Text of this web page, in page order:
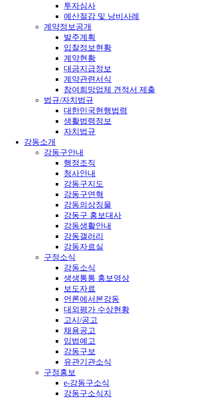
투자심사
예산절감 및 낭비사례
계약정보공개
발주계획
입찰정보현황
계약현황
대금지급정보
계약관련서식
참여희망업체 견적서 제출
법규/자치법규
대한민국현행법령
생활법령정보
자치법규
강동소개
강동구안내
행정조직
청사안내
강동구지도
강동구연혁
강동의상징물
강동구 홍보대사
강동생활안내
강동갤러리
강동자료실
구정소식
강동소식
생생통통 홍보영상
보도자료
언론에서본강동
대외평가 수상현황
고시/공고
채용공고
입법예고
강동구보
유관기관소식
구정홍보
e-강동구소식
강동구소식지